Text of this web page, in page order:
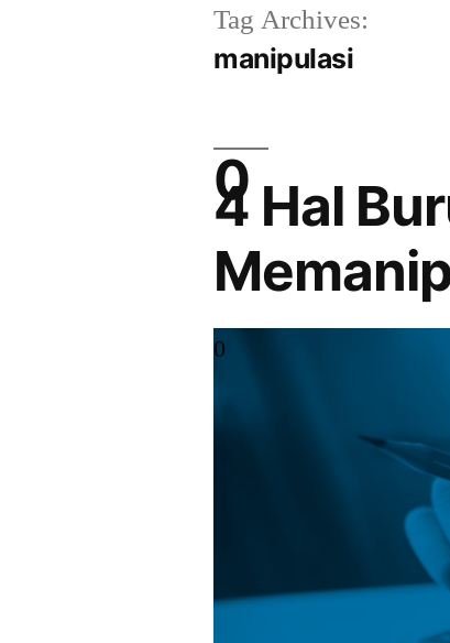
Tag Archives:
manipulasi
4 Hal